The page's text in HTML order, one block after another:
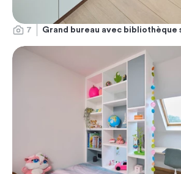
7 Grand bureau avec bibliothèque